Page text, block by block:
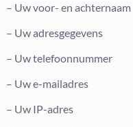
– Uw voor- en achternaam
– Uw adresgegevens
– Uw telefoonnummer
– Uw e-mailadres
– Uw IP-adres